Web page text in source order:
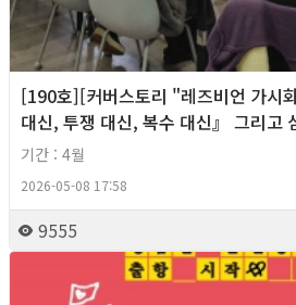
[190호][커버스토리 "레즈비언 가시
대신, 투쟁 대신, 복수 대신』 그리고
기간 : 4월
2026-05-08 17:58
9555